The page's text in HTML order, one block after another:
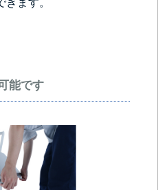
能です